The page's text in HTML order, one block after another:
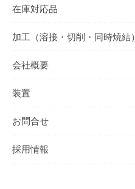
在庫対応品
加工（溶接・切削・同時焼結）
会社概要
装置
お問合せ
採用情報